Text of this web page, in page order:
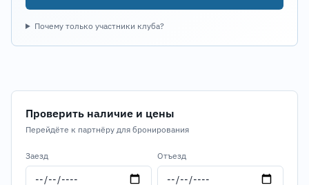
Почему только участники клуба?
Проверить наличие и цены
Перейдёте к партнёру для бронирования
Заезд Отъезд